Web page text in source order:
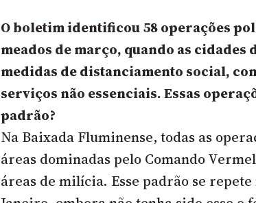
O boletim identificou 58 operações
meados de março, quando as cidades
medidas de distanciamento social,
serviços não essenciais. Essas
padrão?
Na Baixada Fluminense, todas as
áreas dominadas pelo Comando
áreas de milícia. Esse padrão se